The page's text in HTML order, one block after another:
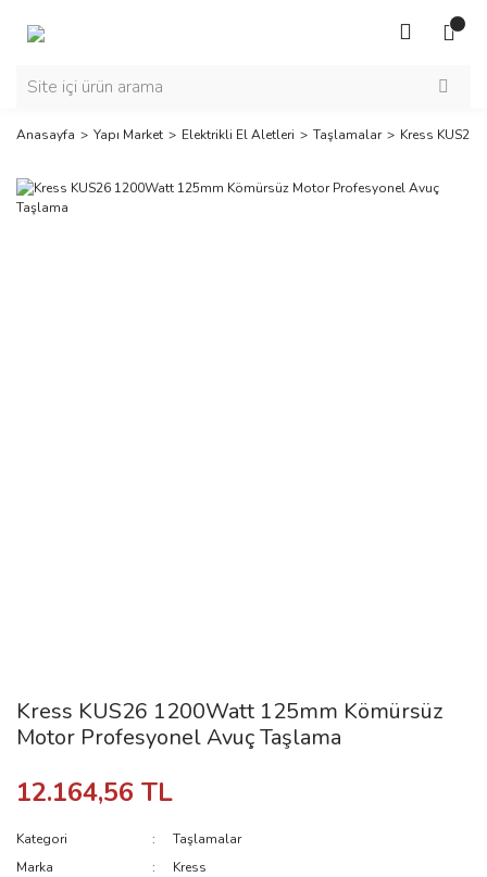
Anasayfa Yapı Market Elektrikli El Aletleri Taşlamalar Kress KUS26
Kress KUS26 1200Watt 125mm Kömürsüz
Motor Profesyonel Avuç Taşlama
12.164,56 TL
Kategori
Taşlamalar
Marka
Kress